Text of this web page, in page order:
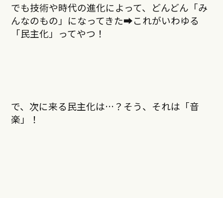
でも技術や時代の進化によって、どんどん「み
んなのもの」になってきた➡︎これがいわゆる
「民主化」ってやつ！
で、次に来る民主化は…？そう、それは「音
楽」！